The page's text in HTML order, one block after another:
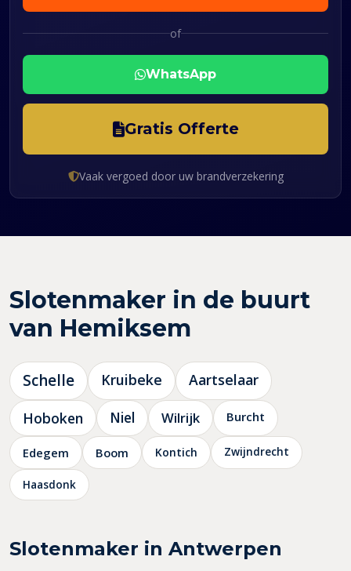
of
WhatsApp
Gratis Offerte
Vaak vergoed door uw brandverzekering
Slotenmaker in de buurt
van Hemiksem
Schelle Kruibeke Aartselaar
Hoboken Niel Wilrijk Burcht
Edegem Boom Kontich Zwijndrecht
Haasdonk
Slotenmaker in Antwerpen